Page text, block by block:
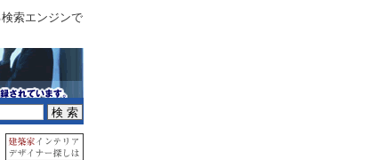
索エンジンで